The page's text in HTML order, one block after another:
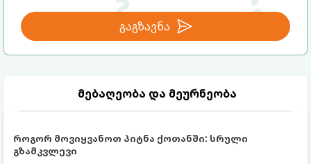
გაგზავნა
მებაღეობა და მეურნეობა
როგორ მოვიყვანოთ პიტნა ქოთანში: სრული
გზამკვლევი